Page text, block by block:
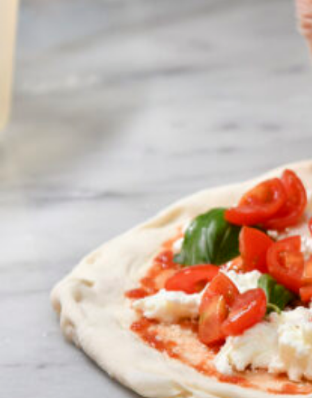
関西で開催。
おすすめの展覧会
おすすめの映画
誠光社で選びました。
おすすめの本
紹介します。
おすすめのイベント